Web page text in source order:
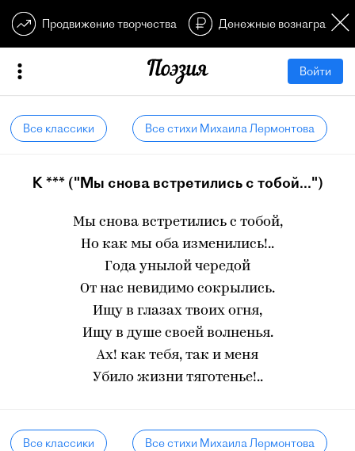
Продвижение творчества Денежные
Войти
Все классики Все стихи Михаила Лермонтова
К *** ("Мы снова встретились с тобой...")
Мы снова встретились с тобой,
Но как мы оба изменились!..
Года унылой чередой
От нас невидимо сокрылись.
Ищу в глазах твоих огня,
Ищу в душе своей волненья.
Ах! как тебя, так и меня
Убило жизни тяготенье!..
Все классики Все стихи Михаила Лермонтова